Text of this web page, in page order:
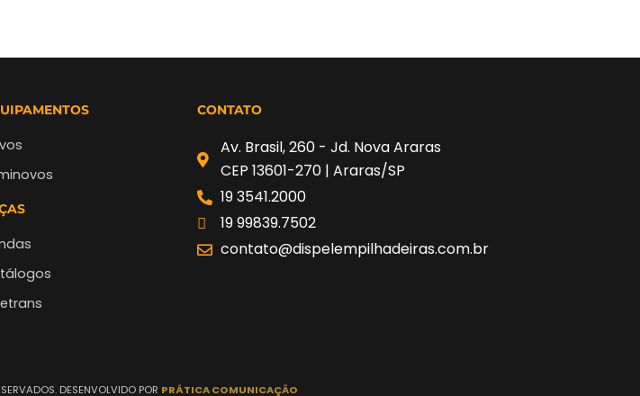
CONTATO
Av. Brasil, 260 - Jd. Nova Araras
CEP 13601-270 | Araras/SP
19 3541.2000
19 99839.7502
contato@dispelempilhadeiras.com.br
DESENVOLVIDO POR PRÁTICA COMUNICAÇÃO